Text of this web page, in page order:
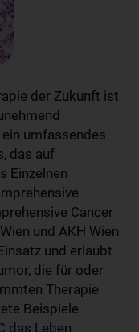
der Zukunft ist
umfassendes
das auf
Einzelnen
Cancer
und AKH Wien
und erlaubt
die für oder
Therapie
Beispiele
das Leben